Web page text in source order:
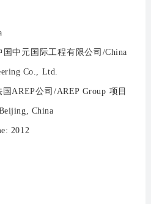
国中元国际工程有限公司/China
Co., Ltd.
AREP公司/AREP Group 项目
China
2012